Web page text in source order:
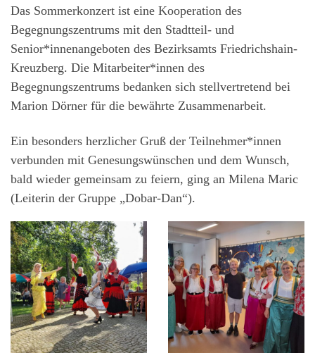
Das Sommerkonzert ist eine Kooperation des
Begegnungszentrums mit den Stadtteil- und
Senior*innenangeboten des Bezirksamts Friedrichshain-
Kreuzberg. Die Mitarbeiter*innen des
Begegnungszentrums bedanken sich stellvertretend bei
Marion Dörner für die bewährte Zusammenarbeit.
Ein besonders herzlicher Gruß der Teilnehmer*innen
verbunden mit Genesungswünschen und dem Wunsch,
bald wieder gemeinsam zu feiern, ging an Milena Maric
(Leiterin der Gruppe „Dobar-Dan“).